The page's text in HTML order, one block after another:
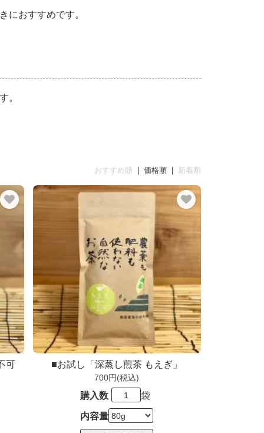
におすすめです。
。
おすすめ順 | 価格順 | 新着順
可 ■お試し「深蒸し煎茶 もえぎ」
700円(税込)
購入数 袋
内容量